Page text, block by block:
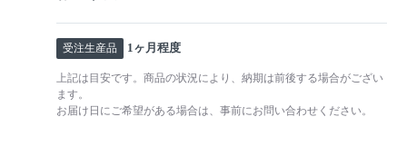
受注生産品 1ヶ月程度
上記は目安です。商品の状況により、納期は前後する場合がござい
ます。
お届け日にご希望がある場合は、事前にお問い合わせください。